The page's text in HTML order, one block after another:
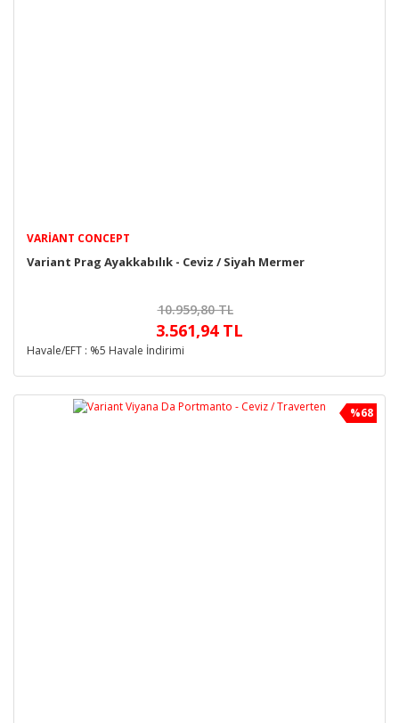
VARIANT CONCEPT
Variant Prag Ayakkabılık - Ceviz / Siyah Mermer
10.959,80 TL
3.561,94 TL
Havale/EFT : %5 Havale İndirimi
%68